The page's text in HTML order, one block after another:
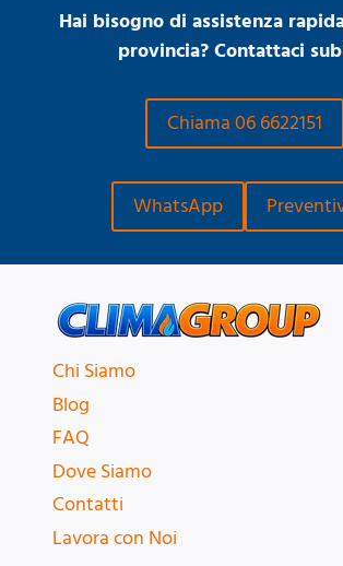
Hai bisogno di assistenza
provincia? Contattaci
Chiama 06 6622151
WhatsApp
Chi Siamo
Blog
FAQ
Dove Siamo
Contatti
Lavora con Noi